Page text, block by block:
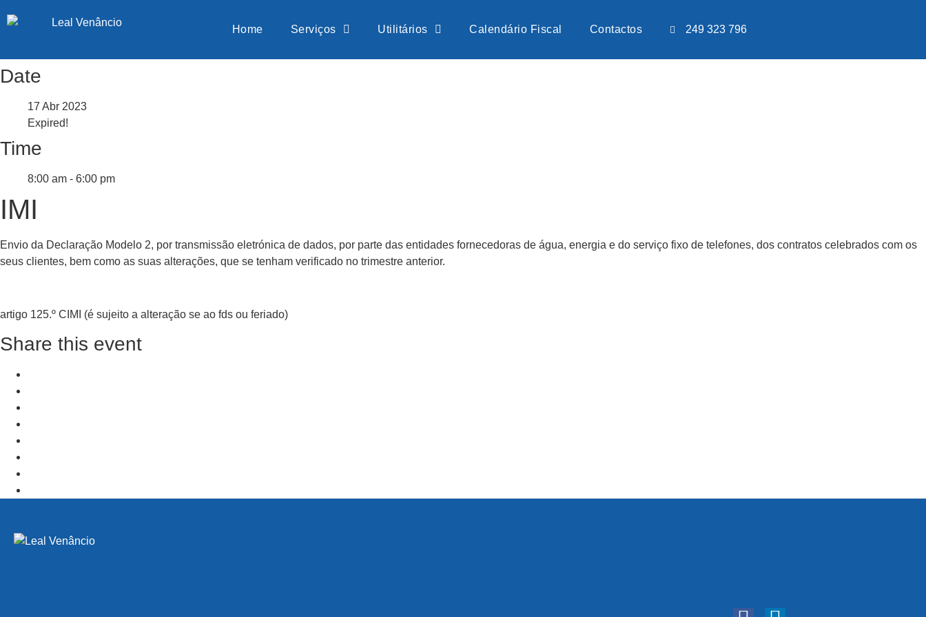
Home Serviços Utilitários Calendário Fiscal Contactos 249 323 796
Date
17 Abr 2023
Expired!
Time
8:00 am - 6:00 pm
IMI
Envio da Declaração Modelo 2, por transmissão eletrónica de dados, por parte das entidades fornecedoras de água, energia e do serviço fixo de telefones, dos contratos celebrados com os
seus clientes, bem como as suas alterações, que se tenham verificado no trimestre anterior.
artigo 125.º CIMI (é sujeito a alteração se ao fds ou feriado)
Share this event